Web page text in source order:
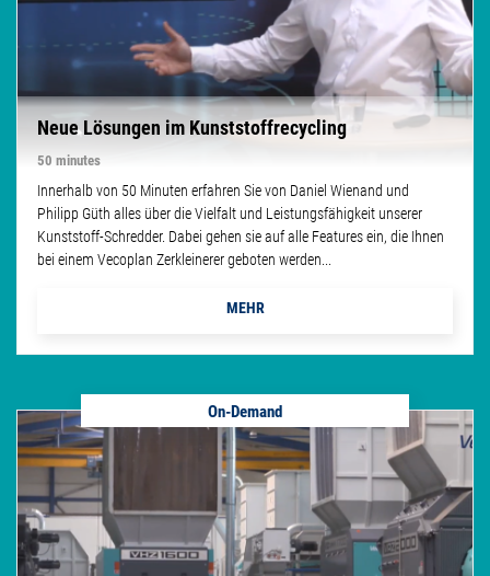
Neue Lösungen im Kunststoffrecycling
50 minutes
Innerhalb von 50 Minuten erfahren Sie von Daniel Wienand und
Philipp Güth alles über die Vielfalt und Leistungsfähigkeit unserer
Kunststoff-Schredder. Dabei gehen sie auf alle Features ein, die Ihnen
bei einem Vecoplan Zerkleinerer geboten werden...
MEHR
On-Demand